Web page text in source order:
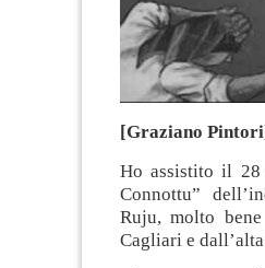
[Graziano
Ho assistito il 28
Connottu”
Ruju, molto
Cagliari e